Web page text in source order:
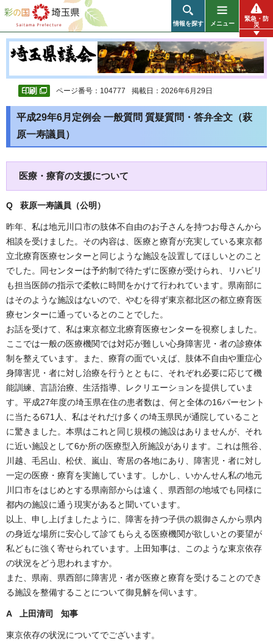
彩の国 埼玉県
情報を探す メニュー
緊急・防
災
ページ番号：104777 掲載日：2026年6月29日
平成29年6月定例会 一般質問 質疑質問・答弁全文（萩
原一寿議員）
医療・療育の支援について
Q 萩原一寿議員（公明 ）
昨年、私は地元川口市の肢体不自由のお子さんを持つお母さんから
相談を受けました。その内容は、医療と療育が充実している東京都
立北療育医療センターと同じような施設を設置してほしいとのこと
でした。同センターは予約制で待たずに医療が受けられ、リハビリ
も担当医師の指示で柔軟に時間をかけて行われています。県南部に
はそのような施設はないので、やむを得ず東京都北区の都立療育医
療センターに通っているとのことでした。
お話を受けて、私は東京都立北療育医療センターを視察しました。
ここでは一般の医療機関では対応が難しい心身障害児・者の診療体
制を整えています。また、療育の面でいえば、肢体不自由や重症心
身障害児・者に対し治療を行うとともに、それぞれ必要に応じて機
能訓練、言語治療、生活指導、レクリエーションを提供していま
す。平成27年度の埼玉県在住の患者数は、何と全体の16パーセント
に当たる671人、私はそれだけ多くの埼玉県民が通院していること
に驚きました。本県はこれと同じ規模の施設はありませんが、それ
に近い施設として6か所の医療型入所施設があります。これは熊谷、
川越、毛呂山、松伏、嵐山、寄居の各地にあり、障害児・者に対し
一定の医療・療育を実施しています。しかし、いかんせん私の地元
川口市をはじめとする県南部からは遠く、県西部の地域でも同様に
都内の施設に通う現実があると聞いています。
以上、申し上げましたように、障害を持つ子供の親御さんから県内
の身近な場所に安心して診てもらえる医療機関が欲しいとの要望が
私どもに強く寄せられています。上田知事は、このような東京依存
の状況をどう思われますか。
また、県南、県西部に障害児・者が医療と療育を受けることのでき
る施設を整備することについて御見解を伺います。
A 上田清司 知事
東京依存の状況についてでございます。